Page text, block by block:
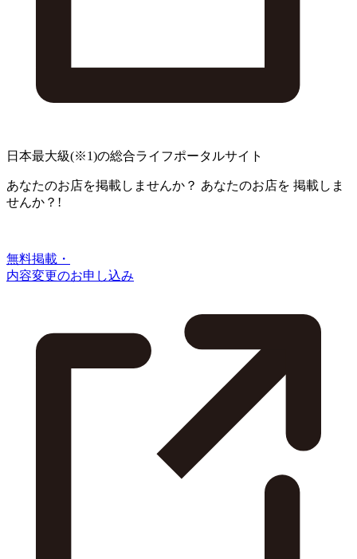
日本最大級(※1)の総合ライフポータルサイト
あなたのお店を掲載しませんか？ あなたのお店を 掲載しま
せんか？!
無料掲載・
内容変更のお申し込み